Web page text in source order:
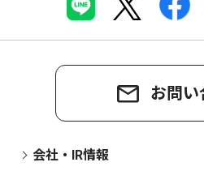
お問い
会社・IR情報